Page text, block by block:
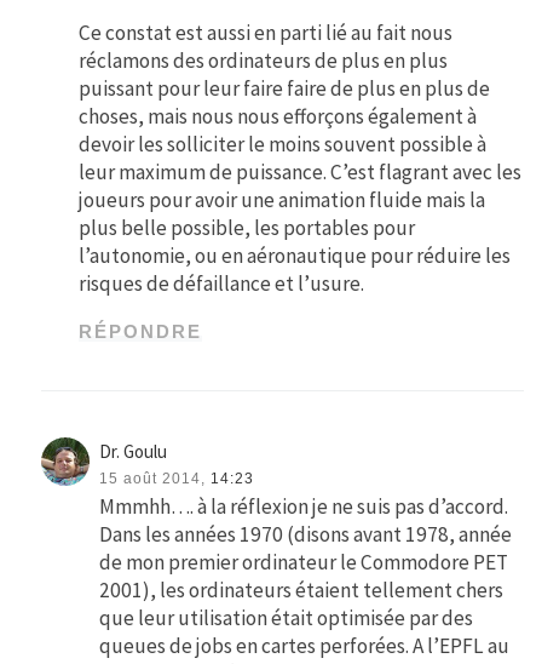
Ce constat est aussi en parti lié au fait nous
réclamons des ordinateurs de plus en plus
puissant pour leur faire faire de plus en plus de
choses, mais nous nous efforçons également à
devoir les solliciter le moins souvent possible à
leur maximum de puissance. C’est flagrant avec les
joueurs pour avoir une animation fluide mais la
plus belle possible, les portables pour
l’autonomie, ou en aéronautique pour réduire les
risques de défaillance et l’usure.
RÉPONDRE
Dr. Goulu
15 août 2014, 14:23
Mmmhh…. à la réflexion je ne suis pas d’accord.
Dans les années 1970 (disons avant 1978, année
de mon premier ordinateur le Commodore PET
2001), les ordinateurs étaient tellement chers
que leur utilisation était optimisée par des
queues de jobs en cartes perforées. A l’EPFL au